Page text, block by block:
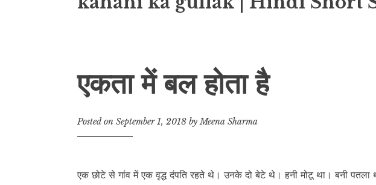
एकता में बल होता है
Posted on September 1, 2018 byMeena Sharma
एक छोटे से गांव में एक वृद्ध दंपति रहते थे। उनके दो बेटे थे। हनी मोटू था। बनी पतला